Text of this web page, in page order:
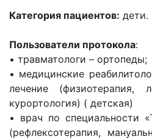
Категория пациентов: дети.
Пользователи протокола:
• травматологи – ортопеды;
• медицинские
лечение (физиотерапия,
курортология) ( детская)
• врач по специальности
(рефлексотерапия,